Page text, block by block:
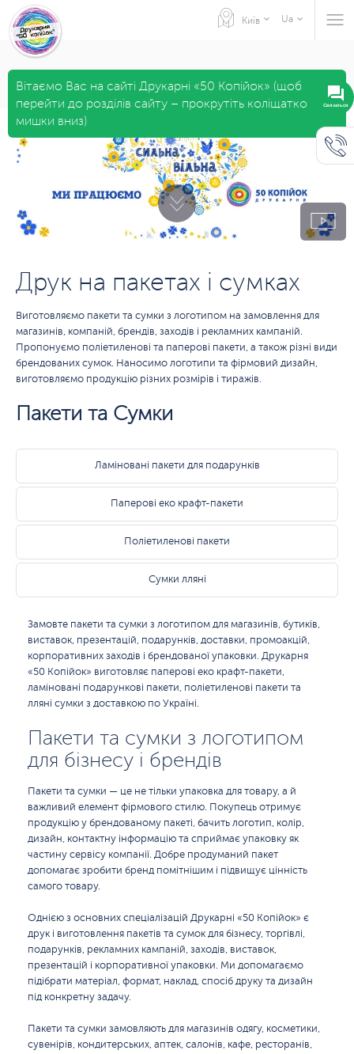
Київ Ua
Вітаємо Вас на сайті Друкарні «50 Копійок» (щоб
перейти до розділів сайту – прокрутіть коліщатко
мишки вниз)
Друк на пакетах і сумках
Виготовляємо пакети та сумки з логотипом на замовлення для
магазинів, компаній, брендів, заходів і рекламних кампаній.
Пропонуємо поліетиленові та паперові пакети, а також різні види
брендованих сумок. Наносимо логотипи та фірмовий дизайн,
виготовляємо продукцію різних розмірів і тиражів.
Пакети та Сумки
Ламіновані пакети для подарунків
Паперові еко крафт-пакети
Поліетиленові пакети
Сумки лляні
Замовте пакети та сумки з логотипом для магазинів, бутиків,
виставок, презентацій, подарунків, доставки, промоакцій,
корпоративних заходів і брендованої упаковки. Друкарня
«50 Копійок» виготовляє паперові еко крафт-пакети,
ламіновані подарункові пакети, поліетиленові пакети та
лляні сумки з доставкою по Україні.
Пакети та сумки з логотипом
для бізнесу і брендів
Пакети та сумки — це не тільки упаковка для товару, а й
важливий елемент фірмового стилю. Покупець отримує
продукцію у брендованому пакеті, бачить логотип, колір,
дизайн, контактну інформацію та сприймає упаковку як
частину сервісу компанії. Добре продуманий пакет
допомагає зробити бренд помітнішим і підвищує цінність
самого товару.
Однією з основних спеціалізацій Друкарні «50 Копійок» є
друк і виготовлення пакетів та сумок для бізнесу, торгівлі,
подарунків, рекламних кампаній, заходів, виставок,
презентацій і корпоративної упаковки. Ми допомагаємо
підібрати матеріал, формат, наклад, спосіб друку та дизайн
під конкретну задачу.
Пакети та сумки замовляють для магазинів одягу, косметики,
сувенірів, кондитерських, аптек, салонів, кафе, ресторанів,